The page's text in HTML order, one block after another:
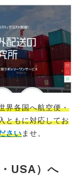
界各国へ航空便・
ともに対応してお
さいませ。
USA）へ